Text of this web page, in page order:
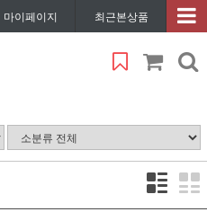
마이페이지 최근본상품